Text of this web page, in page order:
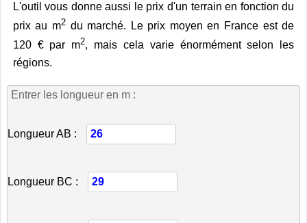
L'outil vous donne aussi le prix d'un terrain en fonction du
prix au m2du marché. Le prix moyen en France est de
120 € par m2, mais cela varie énormément selon les
régions.
Entrer les longueur en m :
Longueur AB :
Longueur BC :